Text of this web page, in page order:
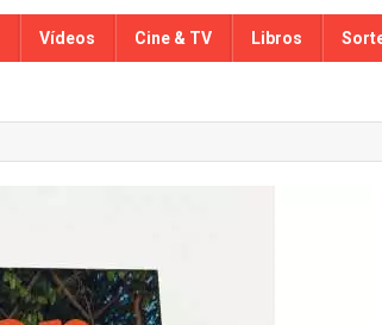
Vídeos Cine & TV Libros